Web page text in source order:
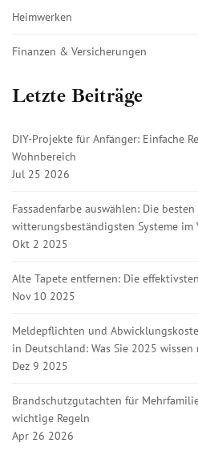
Heimwerken
Finanzen & Versicherungen
Letzte Beiträge
DIY-Projekte für Anfänger: Einfache
Wohnbereich
Jul 25 2026
Fassadenfarbe auswählen: Die
witterungsbeständigsten Systeme im
Okt 2 2025
Alte Tapete entfernen: Die
Nov 10 2025
Meldepflichten und
in Deutschland: Was Sie 2025 wissen
Dez 9 2025
Brandschutzgutachten für
wichtige Regeln
Apr 26 2026